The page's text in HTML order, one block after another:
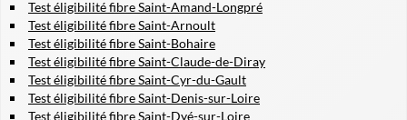
Test éligibilité fibre Saint-Amand-Longpré
Test éligibilité fibre Saint-Arnoult
Test éligibilité fibre Saint-Bohaire
Test éligibilité fibre Saint-Claude-de-Diray
Test éligibilité fibre Saint-Cyr-du-Gault
Test éligibilité fibre Saint-Denis-sur-Loire
Test éligibilité fibre Saint-Dyé-sur-Loire